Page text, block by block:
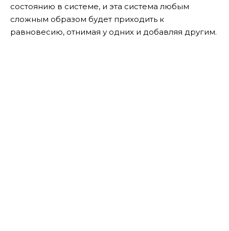
состоянию в системе, и эта система любым
сложным образом будет приходить к
равновесию, отнимая у одних и добавляя другим.